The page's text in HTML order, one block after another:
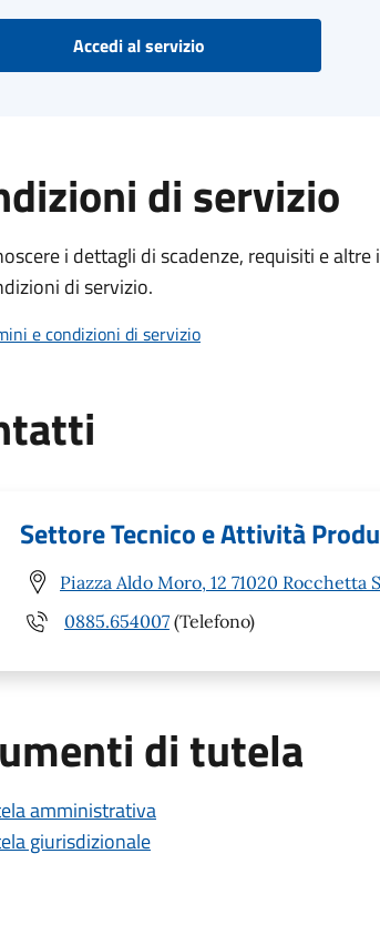
Accedi al servizio
di servizio
i dettagli di scadenze, requisiti e
di servizio.
e condizioni di servizio
Settore Tecnico e Attività
Piazza Aldo Moro, 12 71020 Rocchetta
0885.654007 (Telefono)
di tutela
amministrativa
giurisdizionale